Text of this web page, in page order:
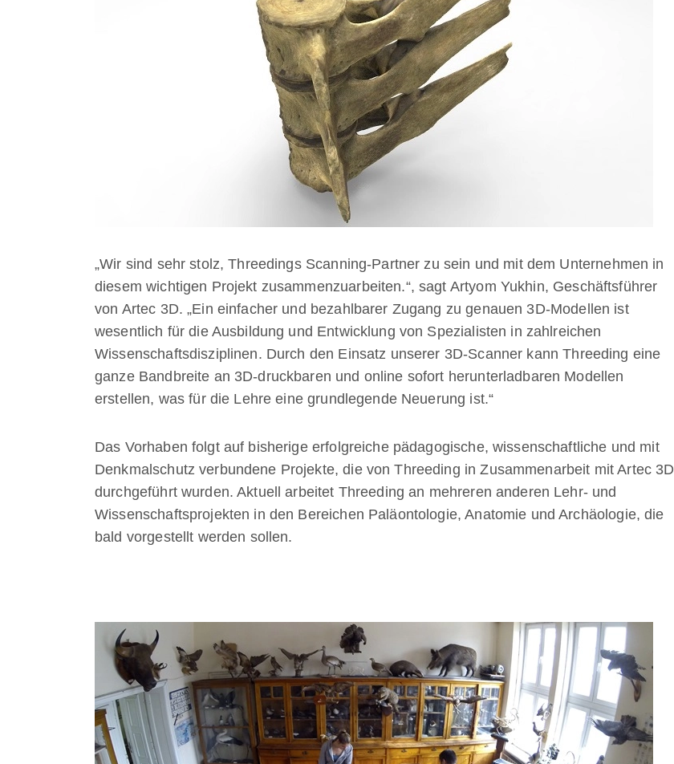
„Wir sind sehr stolz, Threedings Scanning-Partner zu sein und mit dem Unternehmen in
diesem wichtigen Projekt zusammenzuarbeiten.“, sagt Artyom Yukhin, Geschäftsführer
von Artec 3D. „Ein einfacher und bezahlbarer Zugang zu genauen 3D-Modellen ist
wesentlich für die Ausbildung und Entwicklung von Spezialisten in zahlreichen
Wissenschaftsdisziplinen. Durch den Einsatz unserer 3D-Scanner kann Threeding eine
ganze Bandbreite an 3D-druckbaren und online sofort herunterladbaren Modellen
erstellen, was für die Lehre eine grundlegende Neuerung ist.“
Das Vorhaben folgt auf bisherige erfolgreiche pädagogische, wissenschaftliche und mit
Denkmalschutz verbundene Projekte, die von Threeding in Zusammenarbeit mit Artec 3D
durchgeführt wurden. Aktuell arbeitet Threeding an mehreren anderen Lehr- und
Wissenschaftsprojekten in den Bereichen Paläontologie, Anatomie und Archäologie, die
bald vorgestellt werden sollen.